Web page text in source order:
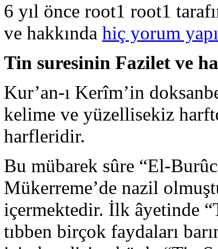
6 yıl önce root1 root1
ve hakkında hiç yorum
Tin suresinin Fazilet ve
Kur’an-ı Kerîm’in
kelime ve yüzellisekiz
harfleridir.
Bu mübarek sûre “El-
Mükerreme’de nazil
içermektedir. İlk âyetinde
tıbben birçok faydaları